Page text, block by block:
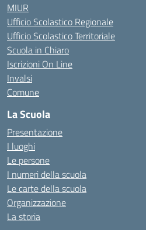
MIUR
Ufficio Scolastico Regionale
Ufficio Scolastico Territoriale
Scuola in Chiaro
Iscrizioni On Line
Invalsi
Comune
La Scuola
Presentazione
I luoghi
Le persone
I numeri della scuola
Le carte della scuola
Organizzazione
La storia